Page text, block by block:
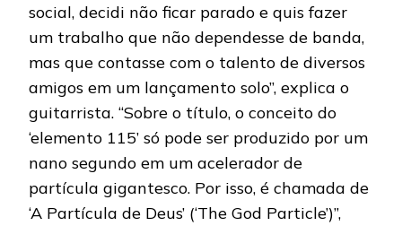
social, decidi não ficar parado e quis fazer
um trabalho que não dependesse de banda,
mas que contasse com o talento de diversos
amigos em um lançamento solo”, explica o
guitarrista. “Sobre o título, o conceito do
‘elemento 115’ só pode ser produzido por um
nano segundo em um acelerador de
partícula gigantesco. Por isso, é chamada de
‘A Partícula de Deus’ (‘The God Particle’)”,